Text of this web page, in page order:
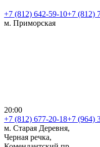
+7 (812) 642-59-10+7 (812)
м. Приморская
20:00
+7 (812) 677-20-18+7 (964)
м. Старая Деревня,
Черная речка,